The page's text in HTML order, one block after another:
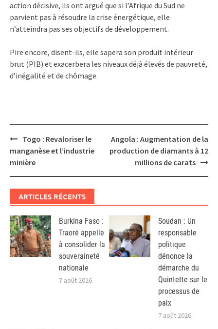
action décisive, ils ont argué que si l’Afrique du Sud ne
parvient pas à résoudre la crise énergétique, elle
n’atteindra pas ses objectifs de développement.
Pire encore, disent-ils, elle sapera son produit intérieur
brut (PIB) et exacerbera les niveaux déjà élevés de pauvreté,
d’inégalité et de chômage.
Post
navigation
Togo : Revaloriser le
manganèse et l’industrie
minière
Angola : Augmentation de la
production de diamants à 12
millions de carats
ARTICLES RÉCENTS
Burkina Faso :
Traoré appelle
à consolider la
souveraineté
nationale
7 août 2026
Soudan : Un
responsable
politique
dénonce la
démarche du
Quintette sur le
processus de
paix
7 août 2026